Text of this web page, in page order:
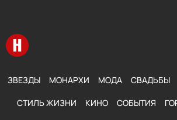
Перейти на главную
ЗВЕЗДЫ МОНАРХИ МОДА СВАДЬБЫ
СТИЛЬ ЖИЗНИ КИНО СОБЫТИЯ